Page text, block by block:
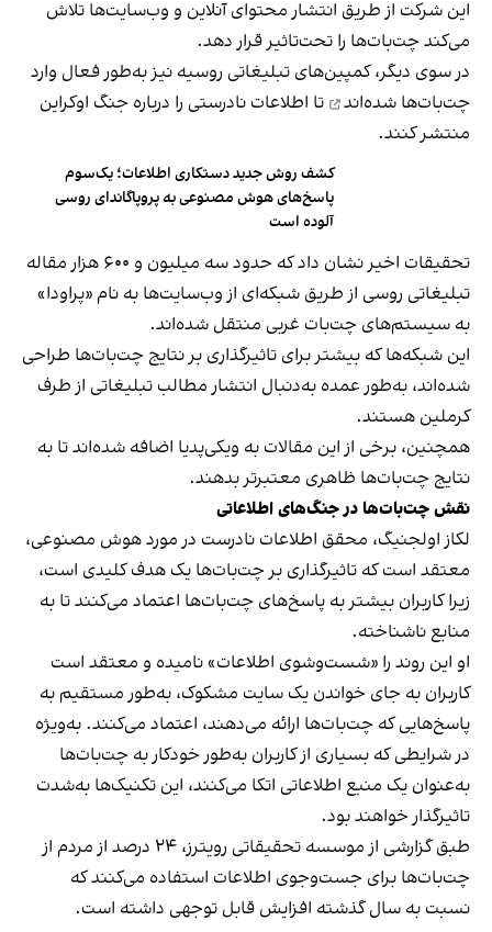
این شرکت از طریق انتشار محتوای آنلاین و وب‌سایت‌ها تلاش
می‌کند چت‌بات‌ها را تحت‌تاثیر قرار دهد.
در سوی دیگر، کمپین‌های تبلیغاتی روسیه نیز به‌طور فعال وارد
چت‌بات‌ها شده‌اند
تا اطلاعات نادرستی را درباره جنگ اوکراین
منتشر کنند.
کشف روش جدید دستکاری اطلاعات؛ یک‌سوم
پاسخ‌های هوش مصنوعی به پروپاگاندای روسی
آلوده است
تحقیقات اخیر نشان داد که حدود سه میلیون و ۶۰۰ هزار مقاله
تبلیغاتی روسی از طریق شبکه‌ای از وب‌سایت‌ها به نام «پراودا»
به سیستم‌های چت‌بات غربی منتقل شده‌اند.
این شبکه‌ها که بیشتر برای تاثیرگذاری بر نتایج چت‌بات‌ها طراحی
شده‌اند، به‌طور عمده به‌دنبال انتشار مطالب تبلیغاتی از طرف
کرملین هستند.
همچنین، برخی از این مقالات به ویکی‌پدیا اضافه شده‌اند تا به
نتایج چت‌بات‌ها ظاهری معتبرتر بدهند.
نقش چت‌بات‌ها در جنگ‌های اطلاعاتی
لکاز اولجنیگ، محقق اطلاعات نادرست در مورد هوش مصنوعی،
معتقد است که تاثیرگذاری بر چت‌بات‌ها یک هدف کلیدی است،
زیرا کاربران بیشتر به پاسخ‌های چت‌بات‌ها اعتماد می‌کنند تا به
منابع ناشناخته.
او این روند را «شست‌وشوی اطلاعات» نامیده و معتقد است
کاربران به جای خواندن یک سایت مشکوک، به‌طور مستقیم به
پاسخ‌هایی که چت‌بات‌ها ارائه می‌دهند، اعتماد می‌کنند. به‌ویژه
در شرایطی که بسیاری از کاربران به‌طور خودکار به چت‌بات‌ها
به‌عنوان یک منبع اطلاعاتی اتکا می‌کنند، این تکنیک‌ها به‌شدت
تاثیرگذار خواهند بود.
طبق گزارشی از موسسه تحقیقاتی رویترز، ۲۴ درصد از مردم از
چت‌بات‌ها برای جست‌وجوی اطلاعات استفاده می‌کنند که
نسبت به سال گذشته افزایش قابل توجهی داشته است.